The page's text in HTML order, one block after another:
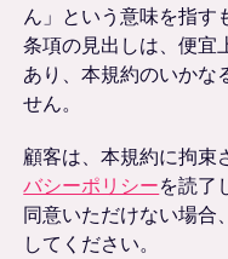
ん」という意味を指す
条項の見出しは、便宜
あり、本規約のいかな
せん。
顧客は、本規約に拘束
バシーポリシーを読了
同意いただけない場合
してください。